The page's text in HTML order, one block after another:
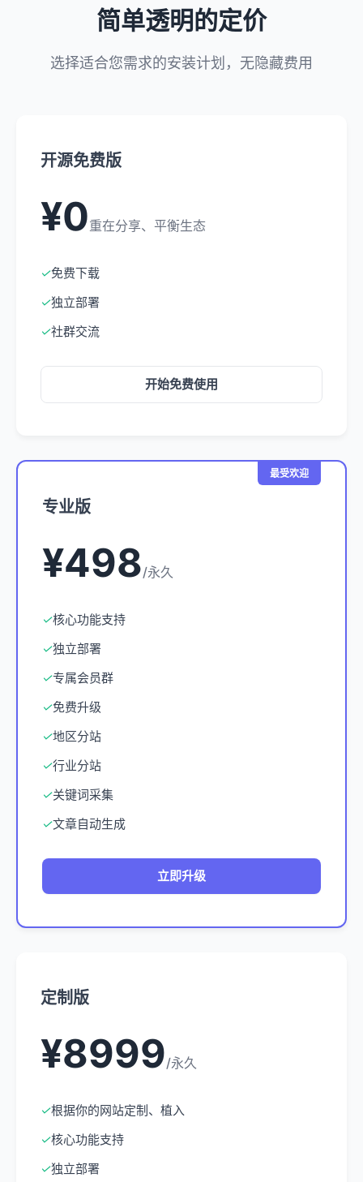
简单透明的定价
选择适合您需求的安装计划，无隐藏费用
开源免费版
¥0重在分享、平衡生态
✓免费下载
✓独立部署
✓社群交流
开始免费使用
最受欢迎
专业版
¥498/永久
✓核心功能支持
✓独立部署
✓专属会员群
✓免费升级
✓地区分站
✓行业分站
✓关键词采集
✓文章自动生成
立即升级
定制版
¥8999/永久
✓根据你的网站定制、植入
✓核心功能支持
✓独立部署